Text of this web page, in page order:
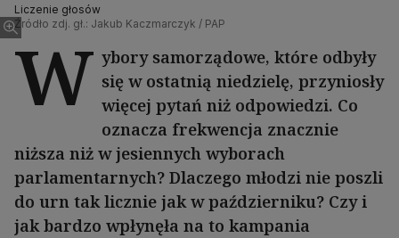
Liczenie głosów
Źródło zdj. gł.: Jakub Kaczmarczyk / PAP
W ybory samorządowe, które odbyły
się w ostatnią niedzielę, przyniosły
więcej pytań niż odpowiedzi. Co
oznacza frekwencja znacznie
niższa niż w jesiennych wyborach
parlamentarnych? Dlaczego młodzi nie poszli
do urn tak licznie jak w październiku? Czy i
jak bardzo wpłynęła na to kampania